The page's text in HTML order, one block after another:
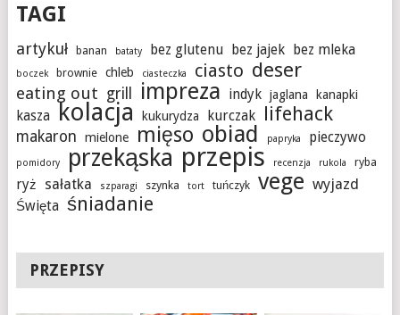
TAGI
artykuł banan bataty bez glutenu bez jajek bez mleka
boczek brownie chleb ciasteczka ciasto deser
eating out grill impreza indyk jaglana kanapki
kasza kolacja kukurydza kurczak lifehack
makaron mielone mięso obiad papryka pieczywo
pomidory przekąska przepis recenzja rukola ryba
ryż sałatka szparagi szynka tort tuńczyk vege wyjazd
Święta śniadanie
PRZEPISY